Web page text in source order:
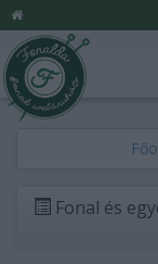
Fonal és